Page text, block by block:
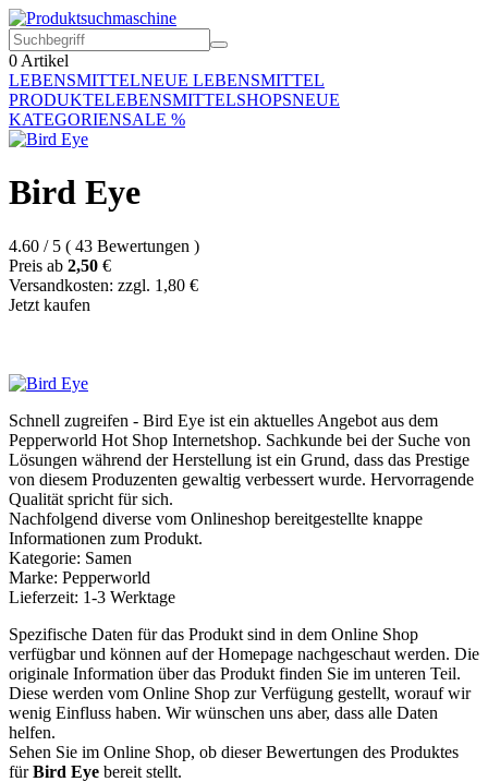
0 Artikel
LEBENSMITTELNEUE LEBENSMITTEL
PRODUKTELEBENSMITTELSHOPSNEUE
KATEGORIENSALE %
Bird Eye
4.60 / 5 ( 43 Bewertungen )
Preis ab 2,50 €
Versandkosten: zzgl. 1,80 €
Jetzt kaufen
Schnell zugreifen - Bird Eye ist ein aktuelles Angebot aus dem
Pepperworld Hot Shop Internetshop. Sachkunde bei der Suche von
Lösungen während der Herstellung ist ein Grund, dass das Prestige
von diesem Produzenten gewaltig verbessert wurde. Hervorragende
Qualität spricht für sich.
Nachfolgend diverse vom Onlineshop bereitgestellte knappe
Informationen zum Produkt.
Kategorie: Samen
Marke: Pepperworld
Lieferzeit: 1-3 Werktage
Spezifische Daten für das Produkt sind in dem Online Shop
verfügbar und können auf der Homepage nachgeschaut werden. Die
originale Information über das Produkt finden Sie im unteren Teil.
Diese werden vom Online Shop zur Verfügung gestellt, worauf wir
wenig Einfluss haben. Wir wünschen uns aber, dass alle Daten
helfen.
Sehen Sie im Online Shop, ob dieser Bewertungen des Produktes
fürBird Eye bereit stellt.